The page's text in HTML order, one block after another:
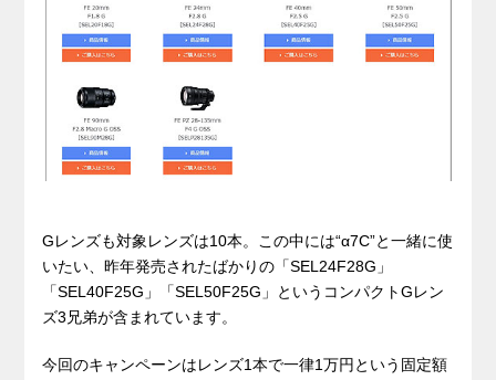
Gレンズも対象レンズは10本。この中には“α7C”と一緒に使
いたい、昨年発売されたばかりの「SEL24F28G」
「SEL40F25G」「SEL50F25G」というコンパクトGレン
ズ3兄弟が含まれています。
今回のキャンペーンはレンズ1本で一律1万円という固定額